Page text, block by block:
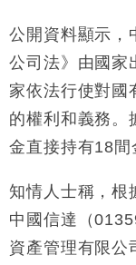
手
11:40
財經｜黑
Google晶
10:57
財經｜美
25%
18:15
本地｜新
17:40
財經｜本
最強
16:33
財經｜滙
50%
公開資料顯示，
公司法》由國家
家依法行使對國
的權利和義務。
金直接持有18間
知情人士稱，根
中國信達（
資產管理有限公